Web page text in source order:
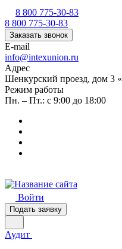
8 800 775-30-83
8 800 775-30-83
Заказать звонок
E-mail
info@intexunion.ru
Адрес
Шенкурский проезд, дом 3
Режим работы
Пн. – Пт.: с 9:00 до 18:00
Войти
Подать заявку
Аудит